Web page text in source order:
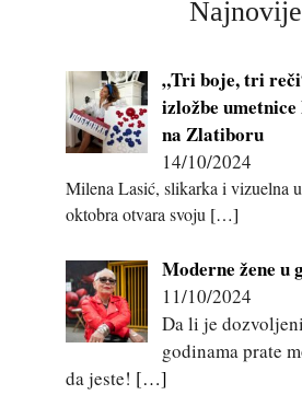
Najnovije
„Tri boje, tri
izložbe
na Zlatiboru
14/10/2024
Milena Lasić, slikarka i vizuelna
oktobra otvara svoju […]
Moderne žene u
11/10/2024
Da li je
godinama prate
da jeste! […]